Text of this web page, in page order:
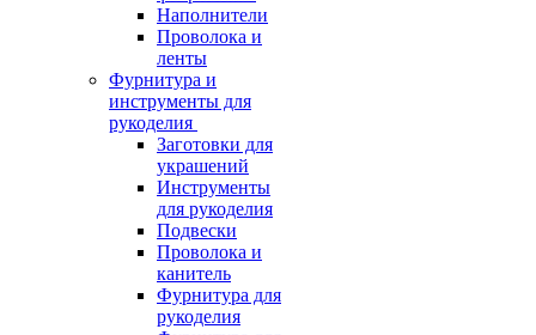
Наполнители
Проволока и
ленты
Фурнитура и
инструменты для
рукоделия
Заготовки для
украшений
Инструменты
для рукоделия
Подвески
Проволока и
канитель
Фурнитура для
рукоделия